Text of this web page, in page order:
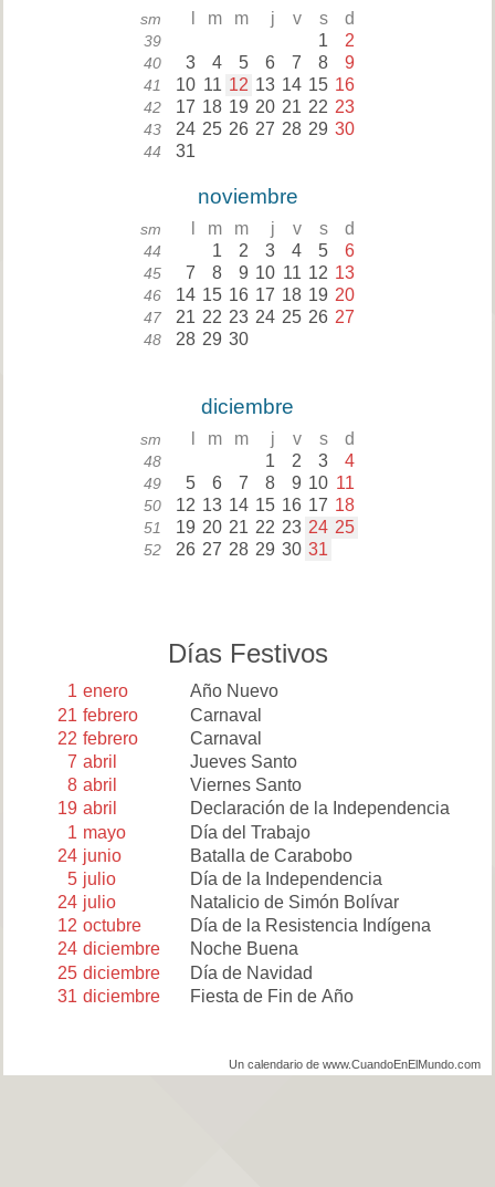
sm m m j v s d
39 1 2
40 3 4 5 6 7 8 9
41 10 11 12 13 14 15 16
42 17 18 19 20 21 22 23
43 24 25 26 27 28 29 30
44 31
noviembre
sm m m j v s d
44 1 2 3 4 5 6
45 7 8 9 10 11 12 13
46 14 15 16 17 18 19 20
47 21 22 23 24 25 26 27
48 28 29 30
diciembre
sm m m j v s d
48 1 2 3 4
49 5 6 7 8 9 10 11
50 12 13 14 15 16 17 18
51 19 20 21 22 23 24 25
52 26 27 28 29 30 31
Días Festivos
1 enero
Año Nuevo
21 febrero
Carnaval
22 febrero
Carnaval
7 abril
Jueves Santo
8 abril
Viernes Santo
19 abril
Declaración de la Independencia
1 mayo
Día del Trabajo
24 junio
Batalla de Carabobo
5 julio
Día de la Independencia
24 julio
Natalicio de Simón Bolívar
12 octubre
Día de la Resistencia Indígena
24 diciembre
Noche Buena
25 diciembre
Día de Navidad
31 diciembre Fiesta de Fin de Año
Un calendario de www.CuandoEnElMundo.com